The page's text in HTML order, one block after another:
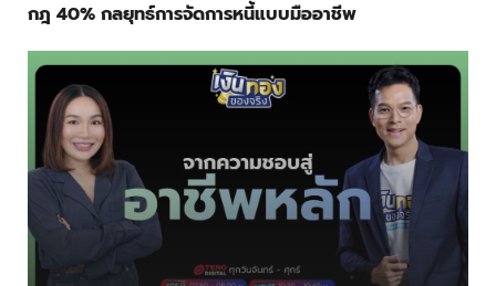
กฎ 40% กลยุทธ์การจัดการหนี้แบบมืออาชีพ